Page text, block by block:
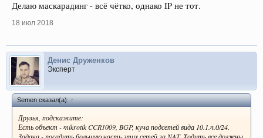
Делаю маскарадинг - всё чётко, однако IP не тот.
18 июл 2018
Денис Друженков
Эксперт
Semen сказал(а):↑
Друзья, подскажите:
Есть объект - mikrotik CCR1009, BGP, куча подсетей вида 10.1.n.0/24.